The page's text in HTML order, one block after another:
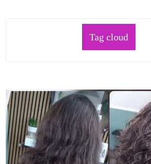
Tag cloud